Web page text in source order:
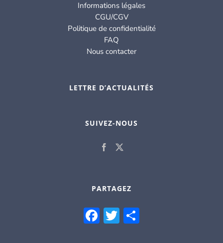
Informations légales
CGU/CGV
Politique de confidentialité
FAQ
Nous contacter
LETTRE D’ACTUALITÉS
SUIVEZ-NOUS
PARTAGEZ
Facebook
Twitter